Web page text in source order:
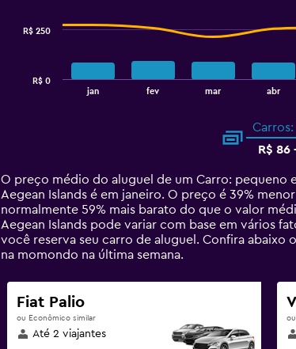
14
categories.
The
chart
has
1
axis
displaying
values.
Range:
0
jan fev mar abr
R$ 0
R$ 250
R$ 86
O preço médio do aluguel de um Carro: pequeno
Aegean Islands é em janeiro. O preço é 39%
normalmente 59% mais barato do que o valor
Aegean Islands pode variar com base em vários
você reserva seu carro de aluguel. Confira abaixo
na momondo na última semana.
Fiat Palio
ou Econômico similar
Até 2 viajantes